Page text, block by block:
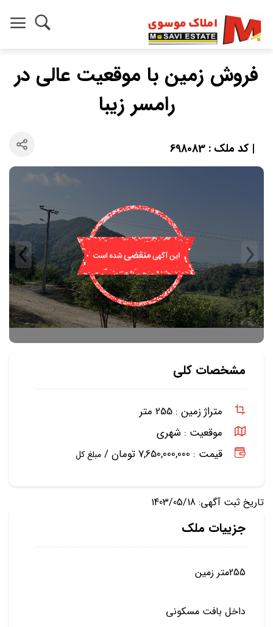
فروش زمین با موقعیت عالی در
رامسر زیبا
| کد ملک : 698083
مشخصات کلی
متراژ زمین : 255 متر
موقعیت : شهری
قیمت : 7,650,000,000 تومان /
مبلغ کل
تاریخ ثبت آگهی: 1403/05/18
جزییات ملک
255متر زمین
داخل بافت مسکونی